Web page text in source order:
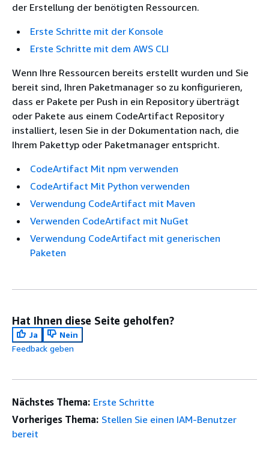
der Erstellung der benötigten Ressourcen.
Erste Schritte mit der Konsole
Erste Schritte mit dem AWS CLI
Wenn Ihre Ressourcen bereits erstellt wurden und Sie
bereit sind, Ihren Paketmanager so zu konfigurieren,
dass er Pakete per Push in ein Repository überträgt
oder Pakete aus einem CodeArtifact Repository
installiert, lesen Sie in der Dokumentation nach, die
Ihrem Pakettyp oder Paketmanager entspricht.
CodeArtifact Mit npm verwenden
CodeArtifact Mit Python verwenden
Verwendung CodeArtifact mit Maven
Verwenden CodeArtifact mit NuGet
Verwendung CodeArtifact mit generischen
Paketen
Hat Ihnen diese Seite geholfen?
Ja
Nein
Feedback geben
Nächstes Thema: Erste Schritte
Vorheriges Thema: Stellen Sie einen IAM-Benutzer
bereit